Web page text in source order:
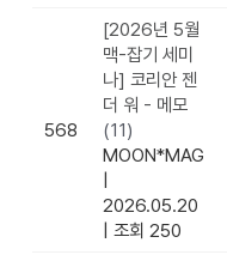
568
[2026년 5월
맥-잡기 세미
나] 코리안 젠
더 워 - 메모
(11)
MOON*MAG
2026.05.20
조회 250